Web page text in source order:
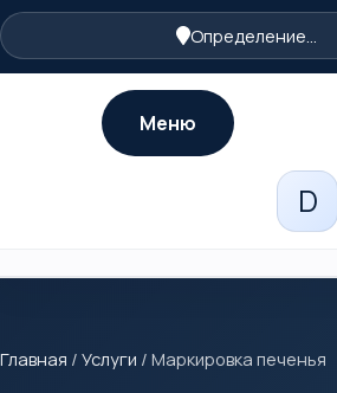
Определение...
D
Меню
Главная / Услуги / Маркировка печенья